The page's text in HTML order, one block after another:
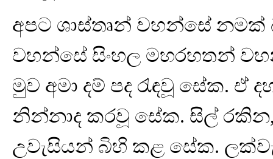
අපට ශාස්තෘන් වහන්සේ නමක්
වහන්සේ සිංහල මහරහතන්
මුව අමා දම් පද රැඳවූ සේක.
නින්නාද කරවූ සේක. සිල්
උවැසියන් බිහි කළ සේක.